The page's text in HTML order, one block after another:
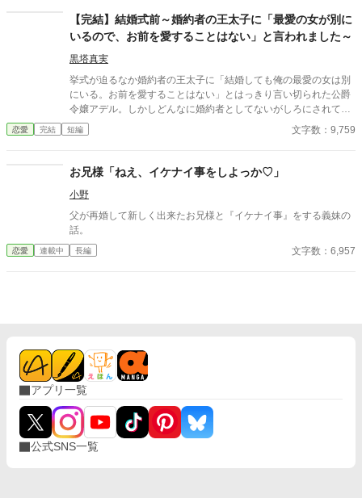
【完結】結婚式前～婚約者の王太子に「最愛の女が別に
いるので、お前を愛することはない」と言われました～
黒塔真実
挙式が迫るなか婚約者の王太子に「結婚しても俺の最愛の女は別
にいる。お前を愛することはない」とはっきり言い切られた公爵
令嬢アデル。しかしどんなに婚約者としてないがしろにされても
女性としての誇りを傷つけられても彼女は平気だった。なぜなら
大切な「心の拠り所」があるから……。しかし、王立学園の卒業
を受けるのだった―― ※神視点。■なろうにも別タイトルで重
複投稿←【ジャンル日間4位】。
恋愛 完結 短編 文字数：9,759
お兄様「ねえ、イケナイ事をしよっか♡」
小野
父が再婚して新しく出来たお兄様と『イケナイ事』をする義妹の
話。
恋愛 連載中 長編 文字数：6,957
アプリ一覧
公式SNS一覧